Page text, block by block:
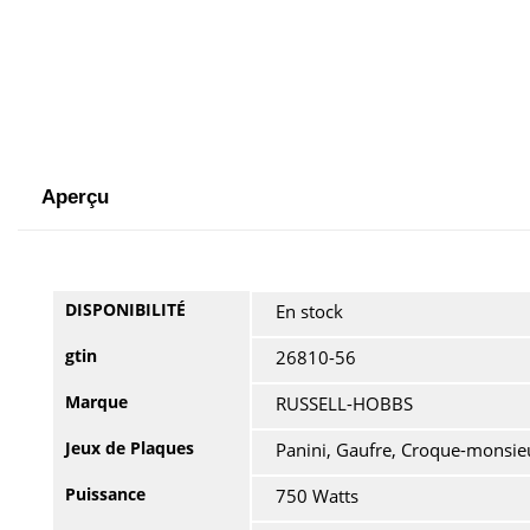
Aperçu
DISPONIBILITÉ En stock
gtin 26810-56
Marque RUSSELL-HOBBS
Jeux de Plaques Panini, Gaufre, Croque-
Puissance 750 Watts